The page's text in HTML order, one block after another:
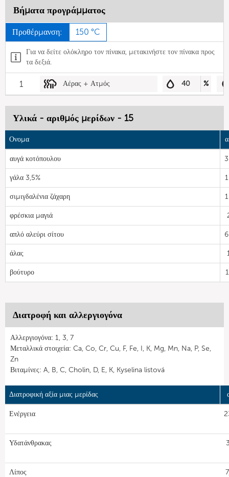
Βήματα προγράμματος
Προθέρμανση: 150 °C
Για να δείτε ολόκληρο τον πίνακα, μετακινήστε τον πίνακα προς
τα δεξιά.
1 Αέρας + Ατμός 40 %
Υλικά - αριθμός μερίδων - 15
Ονομα
αυγά κοτόπουλου
γάλα 3,5%
σιμιγδαλένια ζάχαρη
φρέσκια μαγιά
απλό αλεύρι σίτου
άλας
βούτυρο
Διατροφή και αλλεργιογόνα
Αλλεργιογόνα: 1, 3, 7
Μεταλλικά στοιχεία: Ca, Co, Cr, Cu, F, Fe, I, K, Mg, Mn, Na, P, Se,
Zn
Βιταμίνες: A, B, C, Cholin, D, E, K, Kyselina listová
Διατροφική αξία μιας μερίδας
Ενέργεια
Υδατάνθρακας
Λίπος